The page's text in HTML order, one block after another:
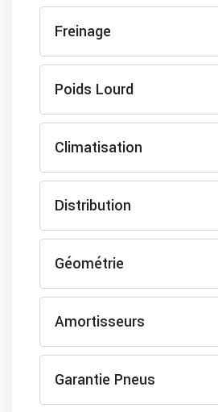
Freinage
Poids Lourd
Climatisation
Distribution
Géométrie
Amortisseurs
Garantie Pneus